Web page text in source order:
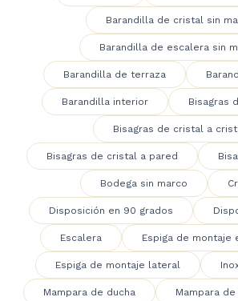
Barandilla de cristal sin
Barandilla de escalera sin
Barandilla de terraza
Barandilla interior Bisagras
Bisagras de cristal a
Bisagras de cristal a pared
Bodega sin marco
Disposición en 90 grados
Escalera Espiga de montaje
Espiga de montaje lateral
Mampara de ducha Mampara